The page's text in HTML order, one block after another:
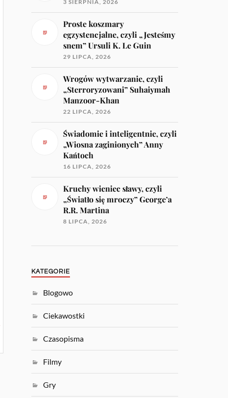
3 SIERPNIA, 2026
Proste koszmary
egzystencjalne, czyli „Jesteśmy
snem” Ursuli K. Le Guin
29 LIPCA, 2026
Wrogów wytwarzanie, czyli
„Sterroryzowani” Suhaiymah
Manzoor-Khan
22 LIPCA, 2026
Świadomie i inteligentnie, czyli
„Wiosna zaginionych” Anny
Kańtoch
16 LIPCA, 2026
Kruchy wieniec sławy, czyli
„Światło się mroczy” George’a
R.R. Martina
8 LIPCA, 2026
KATEGORIE
Blogowo
Ciekawostki
Czasopisma
Filmy
Gry